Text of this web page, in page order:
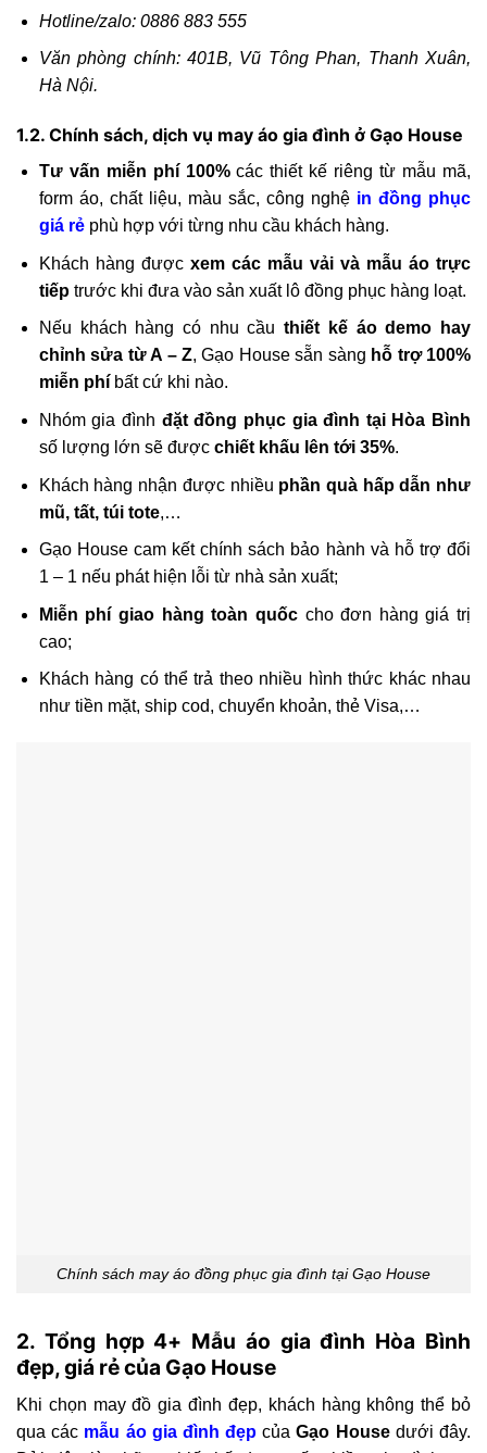
Hotline/zalo: 0886 883 555
Văn phòng chính: 401B, Vũ Tông Phan, Thanh Xuân,
Hà Nội.
1.2. Chính sách, dịch vụ may áo gia đình ở Gạo House
Tư vấn miễn phí 100%các thiết kế riêng từ mẫu mã,
form áo, chất liệu, màu sắc, công nghệ in đồng phục
giá rẻphù hợp với từng nhu cầu khách hàng.
Khách hàng đượcxem các mẫu vải và mẫu áo trực
tiếptrước khi đưa vào sản xuất lô đồng phục hàng loạt.
Nếu khách hàng có nhu cầu thiết kế áo demo hay
chỉnh sửa từ A – Z, Gạo House sẵn sàng hỗ trợ 100%
miễn phíbất cứ khi nào.
Nhóm gia đình đặt đồng phục gia đình tại Hòa Bình
số lượng lớn sẽ được chiết khấu lên tới 35%.
Khách hàng nhận được nhiều phần quà hấp dẫn như
mũ, tất, túi tote,…
Gạo House cam kết chính sách bảo hành và hỗ trợ đổi
1 – 1 nếu phát hiện lỗi từ nhà sản xuất;
Miễn phí giao hàng toàn quốccho đơn hàng giá trị
cao;
Khách hàng có thể trả theo nhiều hình thức khác nhau
như tiền mặt, ship cod, chuyển khoản, thẻ Visa,…
Chính sách may áo đồng phục gia đình tại Gạo House
2. Tổng hợp 4+ Mẫu áo gia đình Hòa Bình
đẹp, giá rẻ của Gạo House
Khi chọn may đồ gia đình đẹp, khách hàng không thể bỏ
qua các mẫu áo gia đình đẹp của Gạo Housedưới đây.